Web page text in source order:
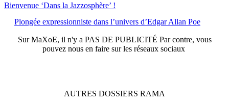
Bienvenue ‘Dans la Jazzosphère’ !
Plongée expressionniste dans l’univers d’Edgar Allan Poe
SurMaXoE, il n'y a PAS DE PUBLICITÉ Par contre, vous
pouvez nous en faire sur les réseaux sociaux
AUTRES DOSSIERS RAMA